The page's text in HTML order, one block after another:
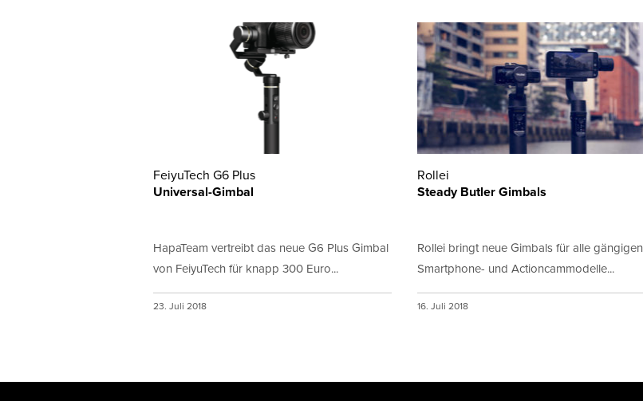
FeiyuTech G6 Plus
Universal-Gimbal
HapaTeam vertreibt das neue G6 Plus Gimbal
von FeiyuTech für knapp 300 Euro...
23. Juli 2018
Rollei
Steady Butler Gimbals
Rollei bringt neue Gimbals für alle gängigen
Smartphone- und Actioncammodelle...
16. Juli 2018